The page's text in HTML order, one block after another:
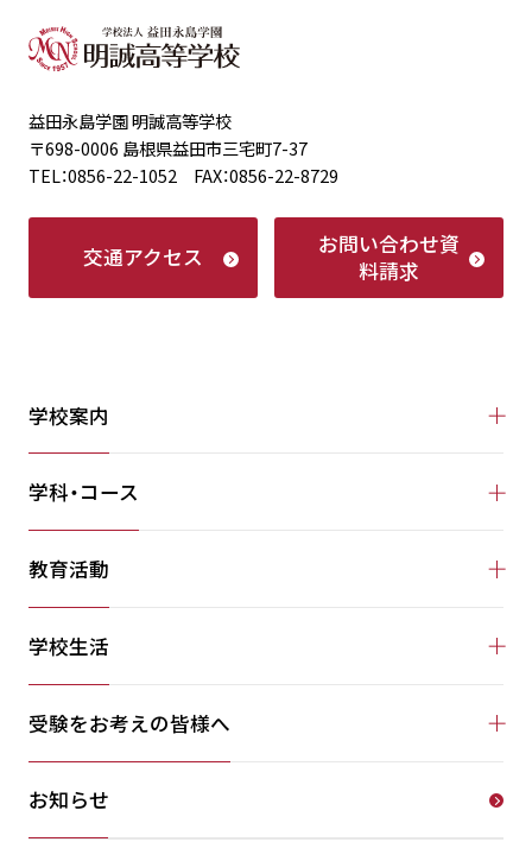
益田永島学園 明誠高等学校
〒698-0006 島根県益田市三宅町7-37
TEL：0856-22-1052 FAX：0856-22-8729
交通アクセス お問い合わせ資
料請求
学校案内
学科・コース
教育活動
学校生活
受験をお考えの皆様へ
お知らせ